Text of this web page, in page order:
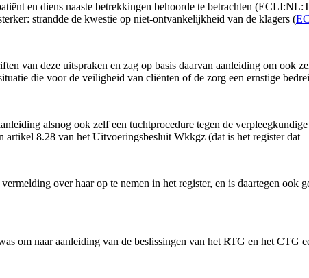
en diens naaste betrekkingen behoorde te betrachten
strandde de kwestie op niet-ontvankelijkheid van de klagers (
van deze uitspraken en zag op basis daarvan aanleiding om ook
die voor de veiligheid van cliënten of de zorg een ernstige
alsnog ook zelf een tuchtprocedure tegen de
artikel 8.28 van het Uitvoeringsbesluit Wkkgz (dat is het register
over haar op te nemen in het register, en is daartegen ook
om naar aanleiding van de beslissingen van het RTG en het CTG